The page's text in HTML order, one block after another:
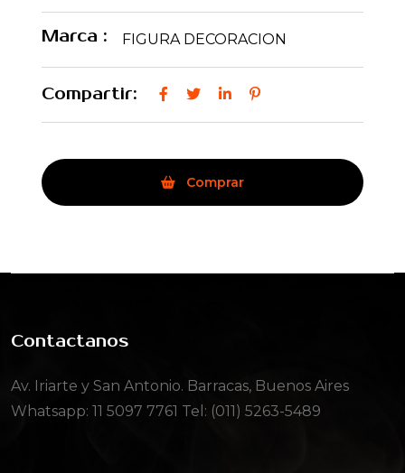
Marca : FIGURA DECORACION
Compartir:
Comprar
Contactanos
Av. Iriarte y San Antonio. Barracas, Buenos Aires
Whatsapp: 11 5097 7761 Tel: (011) 5263-5489